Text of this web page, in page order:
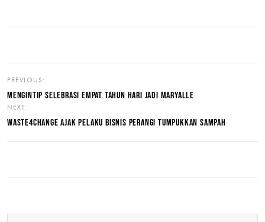
PREVIOUS:
MENGINTIP SELEBRASI EMPAT TAHUN HARI JADI MARYALLE
NEXT:
WASTE4CHANGE AJAK PELAKU BISNIS PERANGI TUMPUKKAN SAMPAH